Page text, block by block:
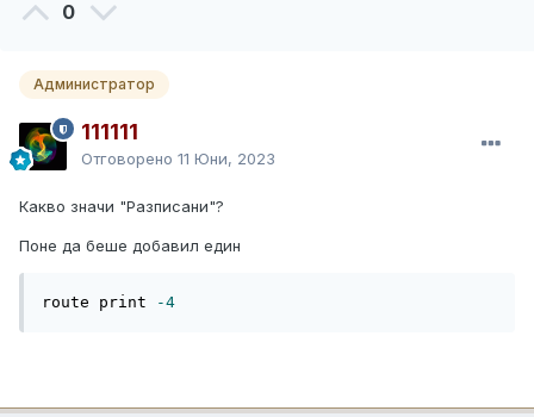
0
Администратор
111111
Отговорено 11 Юни, 2023
Какво значи "Разписани"?
Поне да беше добавил един
route print -4